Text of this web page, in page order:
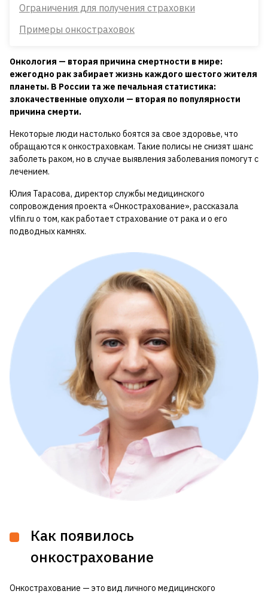
Ограничения для получения страховки
Примеры онкостраховок
Онкология — вторая причина смертности в мире:
ежегодно рак забирает жизнь каждого шестого жителя
планеты. В России та же печальная статистика:
злокачественные опухоли — вторая по популярности
причина смерти.
Некоторые люди настолько боятся за свое здоровье, что
обращаются к онкостраховкам. Такие полисы не снизят шанс
заболеть раком, но в случае выявления заболевания помогут с
лечением.
Юлия Тарасова, директор службы медицинского
сопровождения проекта «Онкострахование», рассказала
vlfin.ru о том, как работает страхование от рака и о его
подводных камнях.
Как появилось
онкострахование
Онкострахование — это вид личного медицинского